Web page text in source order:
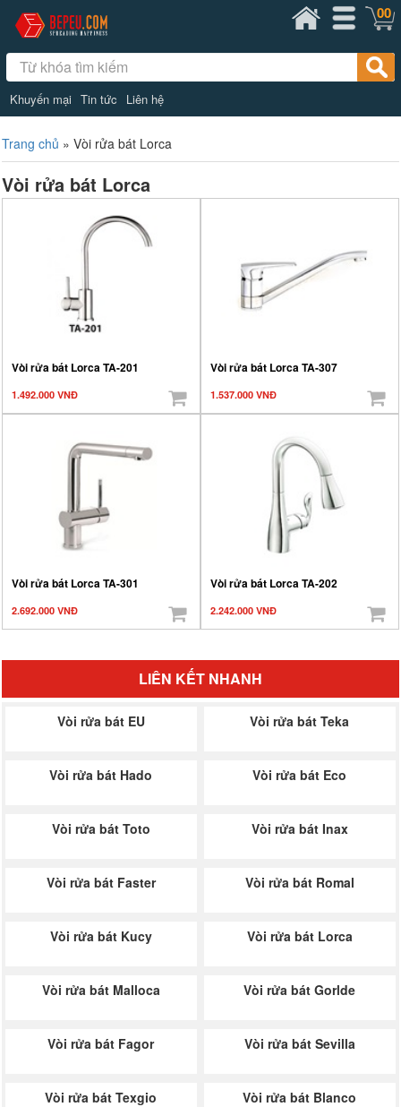
Khuyến mại Tin tức Liên hệ
00
Trang chủ » Vòi rửa bát Lorca
Vòi rửa bát Lorca
Vòi rửa bát Lorca TA-201
1.492.000 VNĐ
Vòi rửa bát Lorca TA-307
1.537.000 VNĐ
Vòi rửa bát Lorca TA-301
2.692.000 VNĐ
Vòi rửa bát Lorca TA-202
2.242.000 VNĐ
LIÊN KẾT NHANH
Vòi rửa bát EU Vòi rửa bát Teka
Vòi rửa bát Hado Vòi rửa bát Eco
Vòi rửa bát Toto Vòi rửa bát Inax
Vòi rửa bát Faster Vòi rửa bát Romal
Vòi rửa bát Kucy Vòi rửa bát Lorca
Vòi rửa bát Malloca Vòi rửa bát Gorlde
Vòi rửa bát Fagor Vòi rửa bát Sevilla
Vòi rửa bát Texgio Vòi rửa bát Blanco